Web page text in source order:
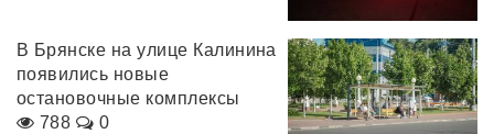
В Брянске на улице Калинина
появились новые
остановочные комплексы
788
0